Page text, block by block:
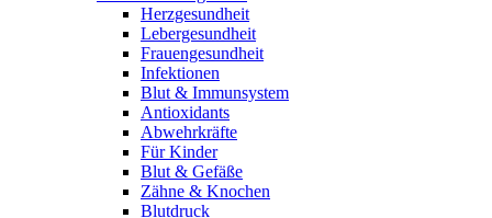
Herzgesundheit
Lebergesundheit
Frauengesundheit
Infektionen
Blut & Immunsystem
Antioxidants
Abwehrkräfte
Für Kinder
Blut & Gefäße
Zähne & Knochen
Blutdruck